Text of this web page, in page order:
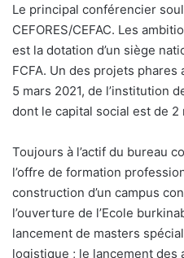
Le principal conférencier
CEFORES/CEFAC. Les
est la dotation d’un siège
FCFA. Un des projets phares
5 mars 2021, de l’institution
dont le capital social est de 2
Toujours à l’actif du bureau
l’offre de formation
construction d’un campus
l’ouverture de l’Ecole
lancement de masters
logistique ; le lancement des